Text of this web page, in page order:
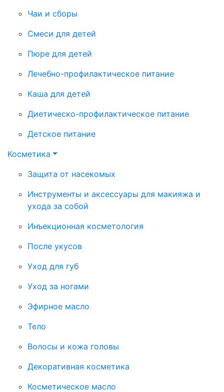
Чаи и сборы
Смеси для детей
Пюре для детей
Лечебно-профилактическое питание
Каша для детей
Диетическо-профилактическое питание
Детское питание
Косметика
Защита от насекомых
Инструменты и аксессуары для макияжа и
ухода за собой
Инъекционная косметология
После укусов
Уход для губ
Уход за ногами
Эфирное масло
Тело
Волосы и кожа головы
Декоративная косметика
Косметическое масло